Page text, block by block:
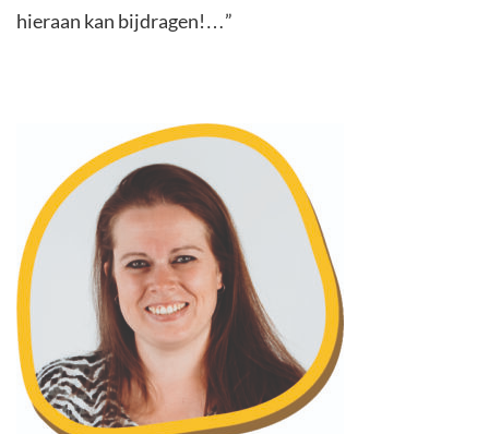
hieraan kan bijdragen!…”